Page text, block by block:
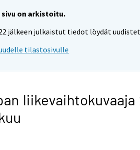
sivu on arkistoitu.
jälkeen julkaistut tiedot löydät
tilastosivulle
liikevaihtokuvaaja